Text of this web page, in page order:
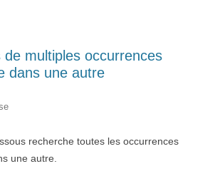
de multiples occurrences
dans une autre
recherche toutes les occurrences
une autre.